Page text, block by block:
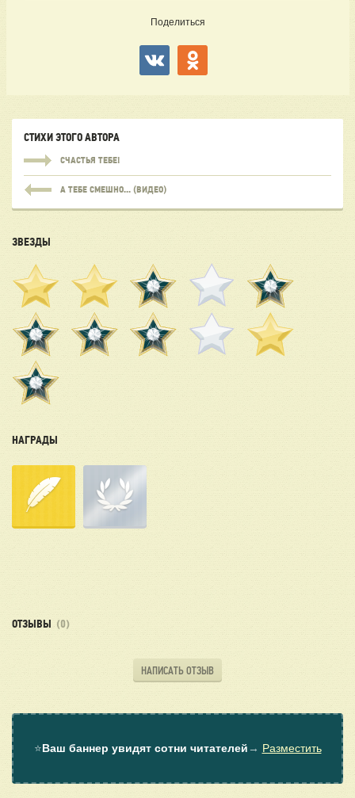
Поделиться
СТИХИ ЭТОГО АВТОРА
СЧАСТЬЯ ТЕБЕ!
А ТЕБЕ СМЕШНО... (ВИДЕО)
ЗВЕЗДЫ
НАГРАДЫ
ОТЗЫВЫ (0)
НАПИСАТЬ ОТЗЫВ
⭐Ваш баннер увидят сотни читателей → Разместить